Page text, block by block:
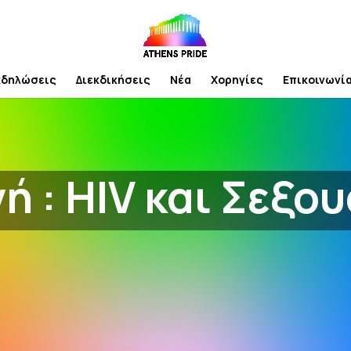
Διεκδικήσεις Νέα Χορηγίες Επικοινωνία
: HIV και